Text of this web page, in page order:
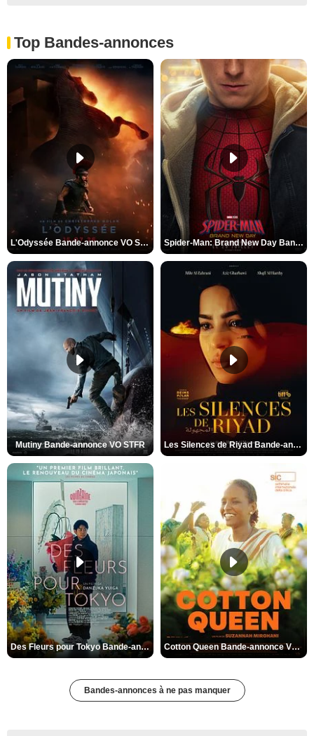
Top Bandes-annonces
L'Odyssée Bande-annonce VO STFR Spider-Man: Brand New Day Bande-annonce VO STFR
Mutiny Bande-annonce VO STFR Les Silences de Riyad Bande-annonce VO STFR
Des Fleurs pour Tokyo Bande-annonce VO STFR Cotton Queen Bande-annonce VO STFR
Bandes-annonces à ne pas manquer